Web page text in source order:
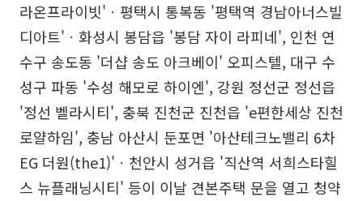
라온프라이빗'ㆍ평택시 통복동 '평택역 경남아너스빌
디아트'ㆍ화성시 봉담읍 '봉담 자이 라피네', 인천 연
수구 송도동 '더샵 송도 아크베이' 오피스텔, 대구 수
성구 파동 '수성 해모로 하이엔', 강원 정선군 정선읍
'정선 벨라시티', 충북 진천군 진천읍 'e편한세상 진천
로얄하임', 충남 아산시 둔포면 '아산테크노밸리 6차
EG 더원(the1)'ㆍ천안시 성거읍 '직산역 서희스타힐
스 뉴플래닝시티' 등이 이날 견본주택 문을 열고 청약